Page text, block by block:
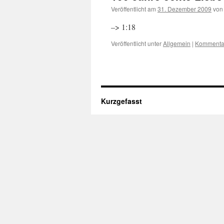
Veröffentlicht am 31. Dezember 2009 von
–> 1:18
Veröffentlicht unterAllgemein |
Kurzgefasst